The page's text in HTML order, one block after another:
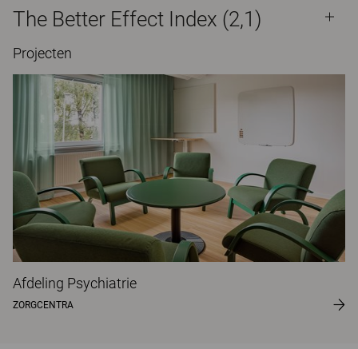
The Better Effect Index (2,1)
Projecten
Afdeling Psychiatrie
ZORGCENTRA